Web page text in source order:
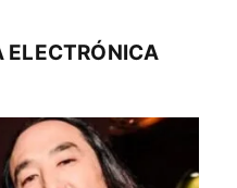
ELECTRÓNICA